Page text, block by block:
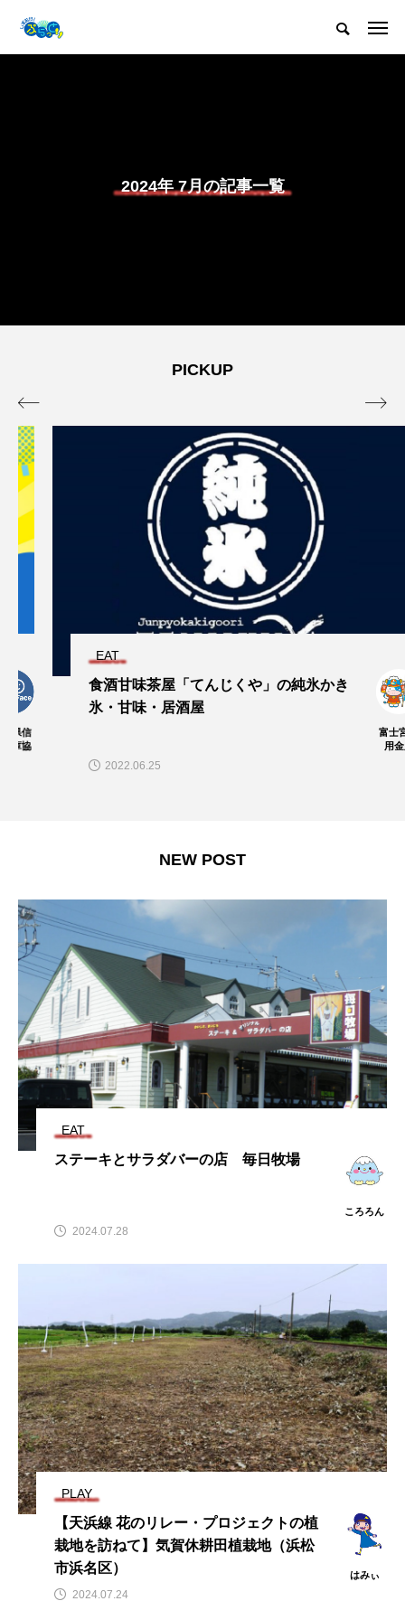
2024年 7月の記事一覧
PICKUP
食酒甘味茶屋「てんじくや」の純氷かき
氷・甘味・居酒屋
富士宮信
2022.06.25
 
NEW POST
EAT
ステーキとサラダバーの店 毎日牧場
ころろん
2024.07.28
PLAY
【天浜線 花のリレー・プロジェクトの植
栽地を訪ねて】気賀休耕田植栽地（浜松
市浜名区）
はみぃ
2024.07.24